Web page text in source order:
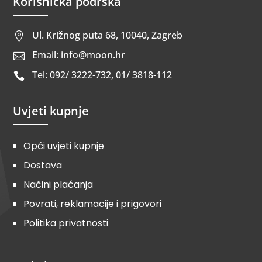
 Ul. Križnog puta 68, 10040, Zagreb
 Email: info@moon.hr
 Tel: 092/ 3222-732, 01/ 3818-112
Uvjeti kupnje
Opći uvjeti kupnje
Dostava
Načini plaćanja
Povrati, reklamacije i prigovori
Politika privatnosti